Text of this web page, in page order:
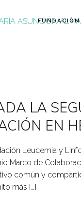
FUNDACIÓN
LA
EN
Leucemia y
Marco de
común y
más […]